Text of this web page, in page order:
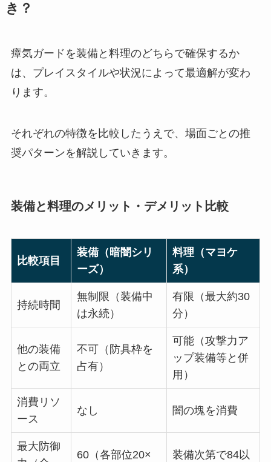
き？
瘴気ガードを装備と料理のどちらで確保するか
は、プレイスタイルや状況によって最適解が変わ
ります。
それぞれの特徴を比較したうえで、場面ごとの推
奨パターンを解説していきます。
装備と料理のメリット・デメリット比較
比較項目
装備（暗闇シリ
ーズ）
料理（マヨケ
系）
持続時間
無制限（装備中
は永続）
有限（最大約30
分）
他の装備
との両立
不可（防具枠を
占有）
可能（攻撃力ア
ップ装備等と併
用）
消費リソ
ース
なし 闇の塊を消費
最大防御
60（各部位20× 装備次第で84以